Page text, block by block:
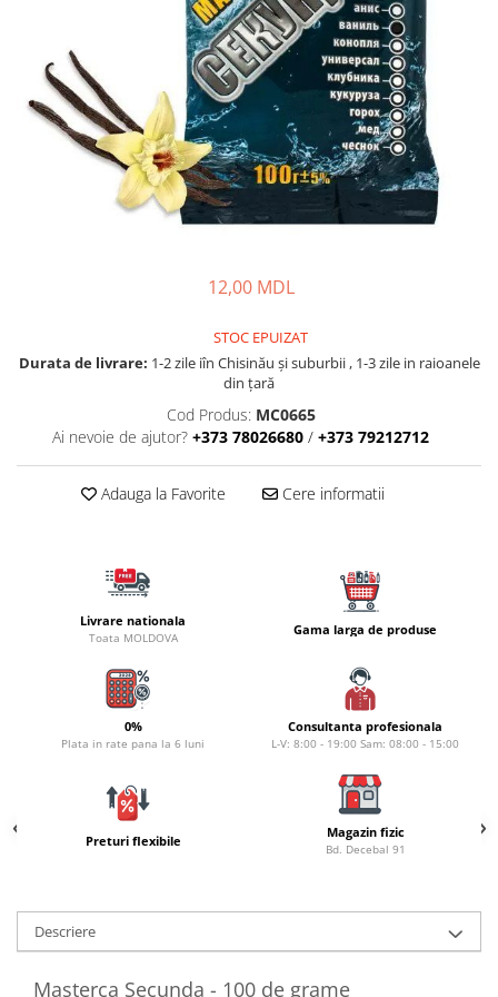
Plute si Indicatoare
Platforme feeder, suporturi,
tripoduri
Plumbi, cosulete, momitoare
Carlige Feeder, Stationar
Mincioguri si juvelnice
Lansete la rapitor
Fire rapitor
Greutati la rapitor
Monturi rapitor
Forfaci la rapitor
Momeli la rapitor
Momeala artificiala
Pescuit la copca
12,00 MDL
STOC EPUIZAT
Durata de livrare: 1-2 zile iîn Chisinău şi suburbii , 1-3 zile in raioanele
din țară
Cod Produs: MC0665
Ai nevoie de ajutor? +373 78026680 / +373 79212712
Adauga la Favorite Cere informatii
Livrare nationala
Toata MOLDOVA
Gama larga de produse
0%
Plata in rate pana la 6 luni
Consultanta profesionala
L-V: 8:00 - 19:00 Sam: 08:00 - 15:00
Preturi flexibile Magazin fizic
Bd. Decebal 91
Descriere
Masterca Secunda - 100 de grame